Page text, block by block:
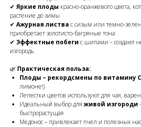
✔ Яркие плоды красно-оранжевого цвета,
растение до зимы
✔ Ажурная листва с сизым или темно-
приобретает золотисто-багряные тона
✔ Эффектные побеги с шипами – создают
изгородь
🌿 Практическая польза:
Плоды – рекордсмены по витамину С
лимоне!)
Лепестки цветов используют для чая,
Идеальный выбор дляживой изгороди
быстрорастущая
Медонос – привлекает пчел и полезных